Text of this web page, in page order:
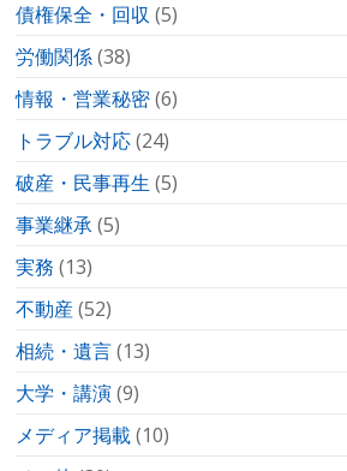
債権保全・回収 (5)
労働関係(38)
情報・営業秘密(6)
トラブル対応(24)
破産・民事再生 (5)
事業継承(5)
実務 (13)
不動産(52)
相続・遺言(13)
大学・講演(9)
メディア掲載(10)